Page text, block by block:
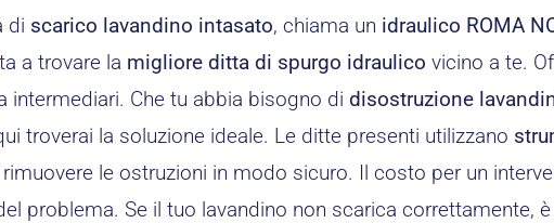
di scarico lavandino intasato, chiama un idraulico ROMA
a trovare la migliore ditta di spurgo idraulico vicino a te.
intermediari. Che tu abbia bisogno di disostruzione
troverai la soluzione ideale. Le ditte presenti utilizzano
le ostruzioni in modo sicuro. Il costo per un
problema. Se il tuo lavandino non scarica correttamente,